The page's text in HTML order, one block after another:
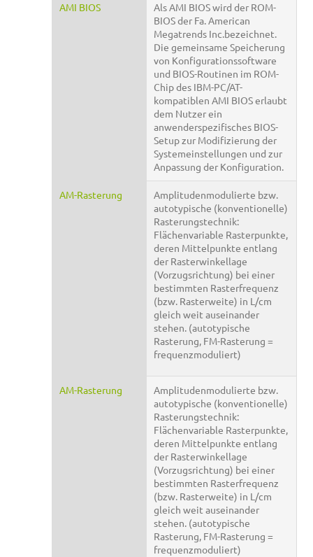
AMI BIOS
Als AMI BIOS wird der ROM-
BIOS der Fa. American
Megatrends Inc.bezeichnet.
Die gemeinsame Speicherung
von Konfigurationssoftware
und BIOS-Routinen im ROM-
Chip des IBM-PC/AT-
kompatiblen AMI BIOS erlaubt
dem Nutzer ein
anwenderspezifisches BIOS-
Setup zur Modifizierung der
Systemeinstellungen und zur
Anpassung der Konfiguration.
AM-Rasterung
Amplitudenmodulierte bzw.
autotypische (konventionelle)
Rasterungstechnik:
Flächenvariable Rasterpunkte,
deren Mittelpunkte entlang
der Rasterwinkellage
(Vorzugsrichtung) bei einer
bestimmten Rasterfrequenz
(bzw. Rasterweite) in L/cm
gleich weit auseinander
stehen. (autotypische
Rasterung, FM-Rasterung =
frequenzmoduliert)
AM-Rasterung
Amplitudenmodulierte bzw.
autotypische (konventionelle)
Rasterungstechnik:
Flächenvariable Rasterpunkte,
deren Mittelpunkte entlang
der Rasterwinkellage
(Vorzugsrichtung) bei einer
bestimmten Rasterfrequenz
(bzw. Rasterweite) in L/cm
gleich weit auseinander
stehen. (autotypische
Rasterung, FM-Rasterung =
frequenzmoduliert)